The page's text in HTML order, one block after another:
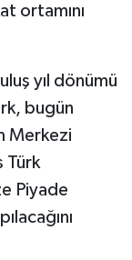
ortamını
yıl dönümü
bugün
Merkezi
Türk
Piyade